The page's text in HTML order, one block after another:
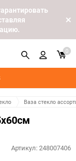
0
Ваза стекло
Артикул:248007406